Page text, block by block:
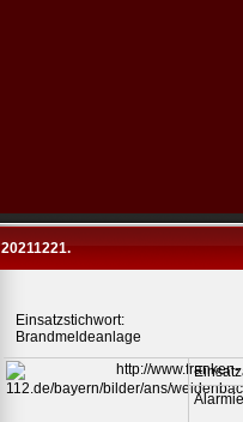
20211221.
Einsatzstichwort:
Brandmeldeanlage